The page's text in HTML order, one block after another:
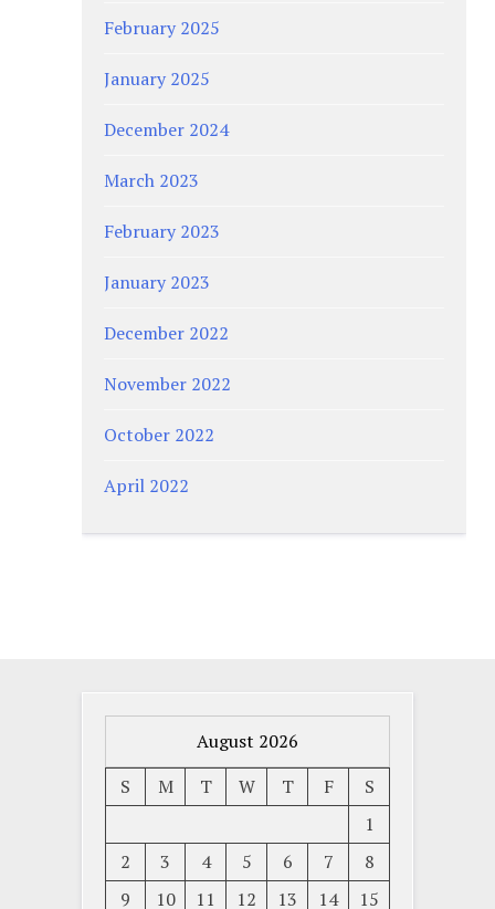
February 2025
January 2025
December 2024
March 2023
February 2023
January 2023
December 2022
November 2022
October 2022
April 2022
August 2026
S
M T W T F
S
1
2
3 4 5 6 7
8
9
10 11 12 13 14 15